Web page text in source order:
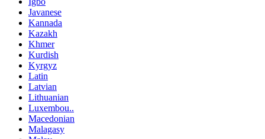
Javanese
Kannada
Kazakh
Khmer
Kurdish
Kyrgyz
Latin
Latvian
Lithuanian
Luxembou..
Macedonian
Malagasy